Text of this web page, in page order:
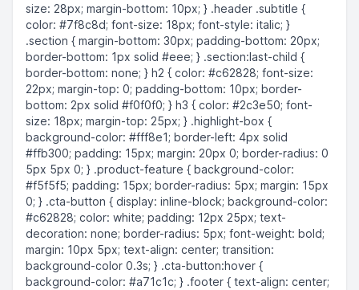
size: 28px; margin-bottom: 10px; } .header .subtitle {
color: #7f8c8d; font-size: 18px; font-style: italic; }
.section { margin-bottom: 30px; padding-bottom: 20px;
border-bottom: 1px solid #eee; } .section:last-child {
border-bottom: none; } h2 { color: #c62828; font-size:
22px; margin-top: 0; padding-bottom: 10px; border-
bottom: 2px solid #f0f0f0; } h3 { color: #2c3e50; font-
size: 18px; margin-top: 25px; } .highlight-box {
background-color: #fff8e1; border-left: 4px solid
#ffb300; padding: 15px; margin: 20px 0; border-radius: 0
5px 5px 0; } .product-feature { background-color:
#f5f5f5; padding: 15px; border-radius: 5px; margin: 15px
0; } .cta-button { display: inline-block; background-color:
#c62828; color: white; padding: 12px 25px; text-
decoration: none; border-radius: 5px; font-weight: bold;
margin: 10px 5px; text-align: center; transition:
background-color 0.3s; } .cta-button:hover {
background-color: #a71c1c; } .footer { text-align: center;